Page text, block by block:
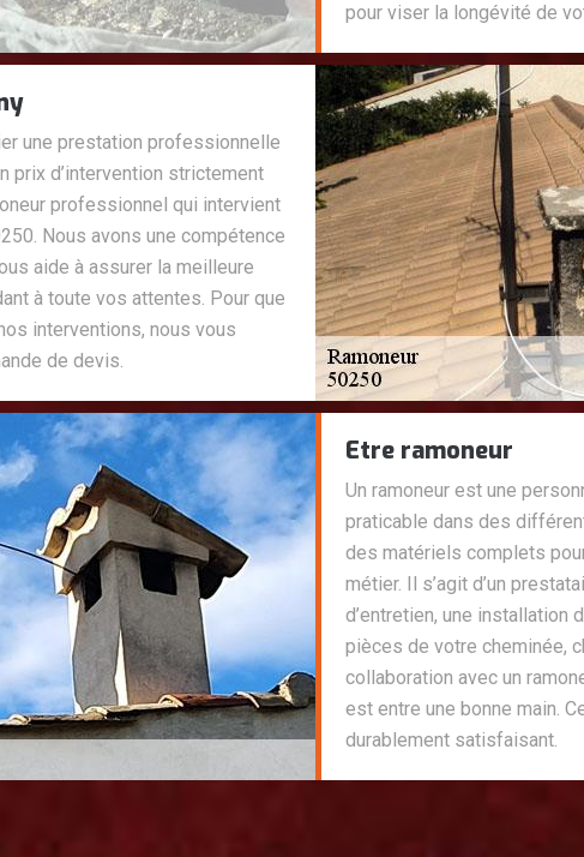
pour viser la longévité de
une prestation professionnelle
prix d’intervention strictement
professionnel qui intervient
Nous avons une compétence
aide à assurer la meilleure
à toute vos attentes. Pour que
interventions, nous vous
de devis.
Etre ramoneur
Un ramoneur est une
praticable dans des
des matériels complets
métier. Il s’agit d’un
d’entretien, une installation
pièces de votre cheminée,
collaboration avec un
est entre une bonne main.
durablement satisfaisant.